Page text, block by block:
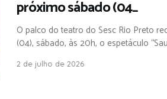
próximo sábado (04_
O palco do teatro do Sesc Rio Preto
(04), sábado, às 20h, o espetáculo
2 de julho de 2026